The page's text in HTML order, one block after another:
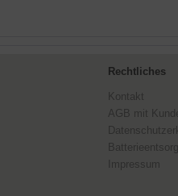
Rechtliches
Kontakt
AGB mit
Impressum